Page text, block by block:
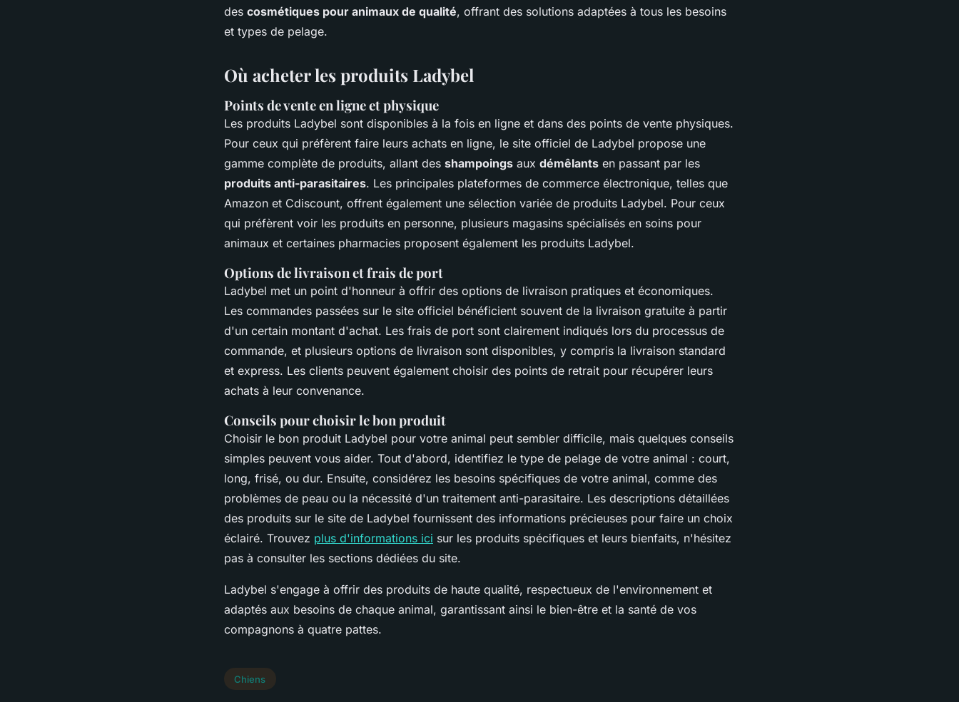
des cosmétiques pour animaux de qualité, offrant des solutions adaptées à tous les besoins
et types de pelage.
Où acheter les produits Ladybel
Points de vente en ligne et physique
Les produits Ladybel sont disponibles à la fois en ligne et dans des points de vente physiques.
Pour ceux qui préfèrent faire leurs achats en ligne, le site officiel de Ladybel propose une
gamme complète de produits, allant des shampoings aux démêlants en passant par les
produits anti-parasitaires. Les principales plateformes de commerce électronique, telles que
Amazon et Cdiscount, offrent également une sélection variée de produits Ladybel. Pour ceux
qui préfèrent voir les produits en personne, plusieurs magasins spécialisés en soins pour
animaux et certaines pharmacies proposent également les produits Ladybel.
Options de livraison et frais de port
Ladybel met un point d'honneur à offrir des options de livraison pratiques et économiques.
Les commandes passées sur le site officiel bénéficient souvent de la livraison gratuite à partir
d'un certain montant d'achat. Les frais de port sont clairement indiqués lors du processus de
commande, et plusieurs options de livraison sont disponibles, y compris la livraison standard
et express. Les clients peuvent également choisir des points de retrait pour récupérer leurs
achats à leur convenance.
Conseils pour choisir le bon produit
Choisir le bon produit Ladybel pour votre animal peut sembler difficile, mais quelques conseils
simples peuvent vous aider. Tout d'abord, identifiez le type de pelage de votre animal : court,
long, frisé, ou dur. Ensuite, considérez les besoins spécifiques de votre animal, comme des
problèmes de peau ou la nécessité d'un traitement anti-parasitaire. Les descriptions détaillées
des produits sur le site de Ladybel fournissent des informations précieuses pour faire un choix
éclairé. Trouvez plus d'informations ici sur les produits spécifiques et leurs bienfaits, n'hésitez
pas à consulter les sections dédiées du site.
Ladybel s'engage à offrir des produits de haute qualité, respectueux de l'environnement et
adaptés aux besoins de chaque animal, garantissant ainsi le bien-être et la santé de vos
compagnons à quatre pattes.
Chiens